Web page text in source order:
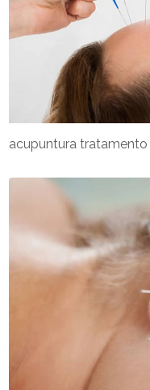
acupuntura tratamento